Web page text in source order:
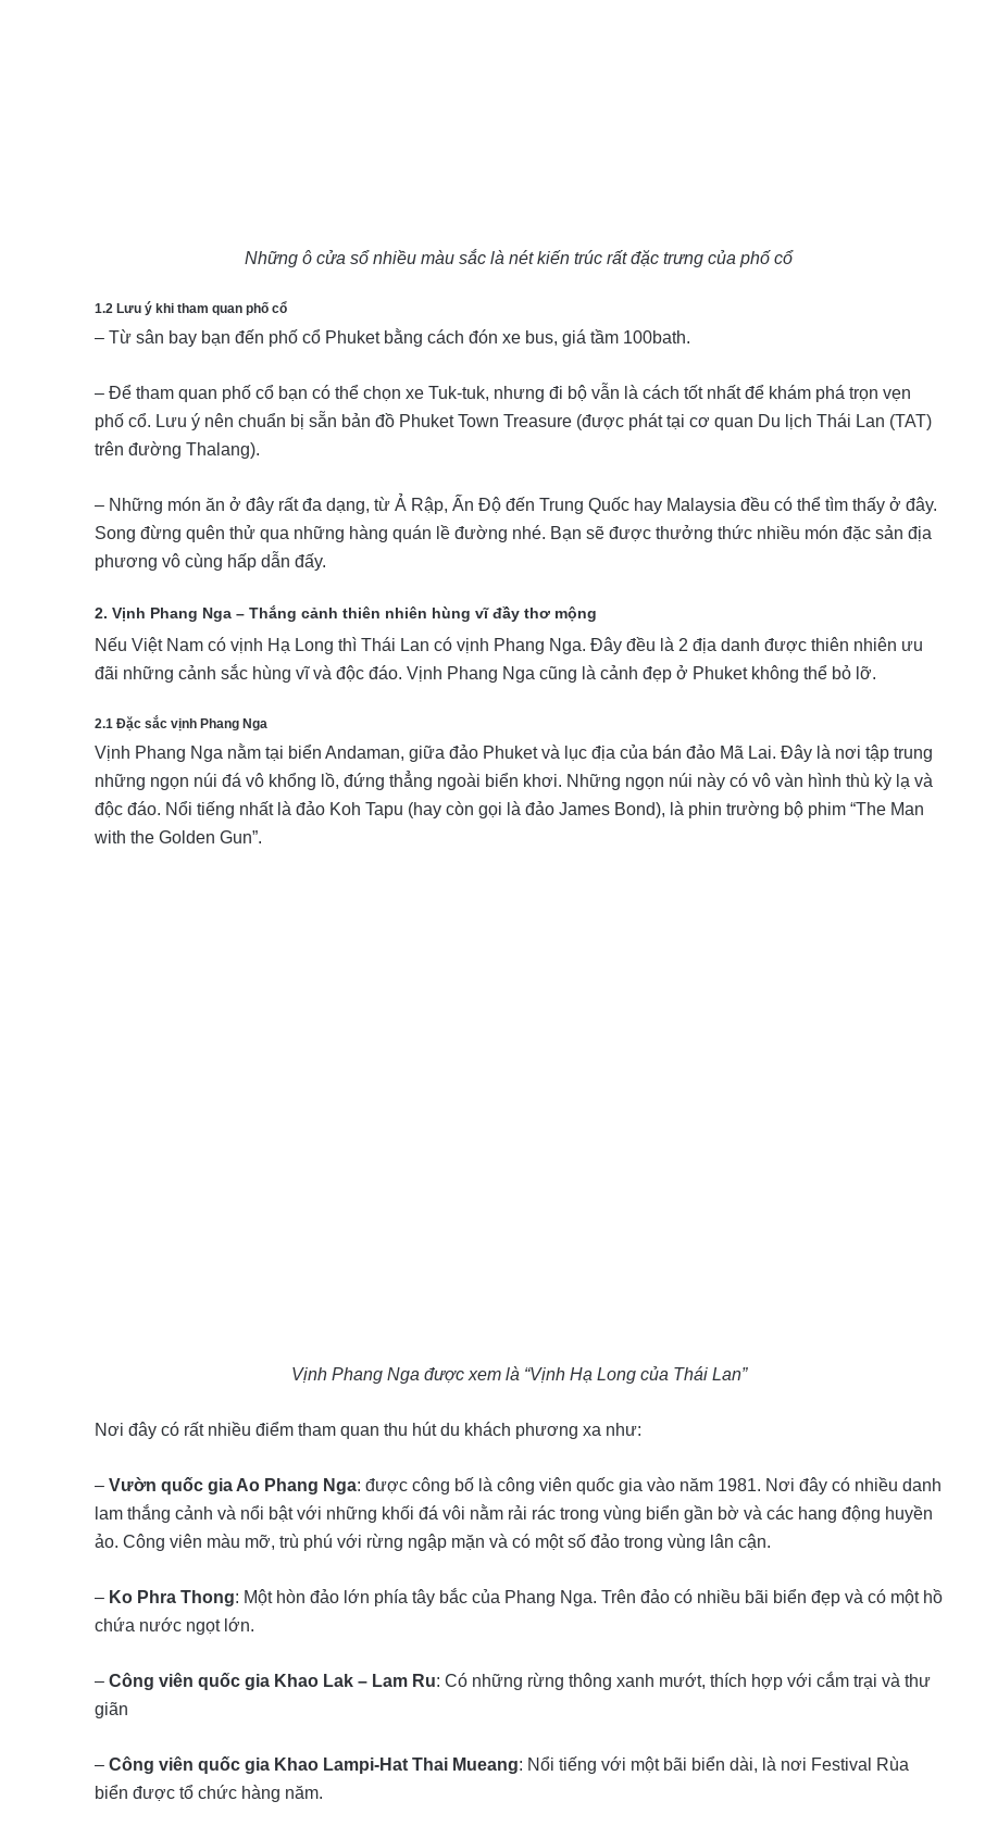
Những ô cửa sổ nhiều màu sắc là nét kiến trúc rất đặc trưng của phố cổ
1.2 Lưu ý khi tham quan phố cổ
– Từ sân bay bạn đến phố cổ Phuket bằng cách đón xe bus, giá tầm 100bath.
– Để tham quan phố cổ bạn có thể chọn xe Tuk-tuk, nhưng đi bộ vẫn là cách tốt nhất để khám phá trọn vẹn
phố cổ. Lưu ý nên chuẩn bị sẵn bản đồ Phuket Town Treasure (được phát tại cơ quan Du lịch Thái Lan (TAT)
trên đường Thalang).
– Những món ăn ở đây rất đa dạng, từ Ả Rập, Ấn Độ đến Trung Quốc hay Malaysia đều có thể tìm thấy ở đây.
Song đừng quên thử qua những hàng quán lề đường nhé. Bạn sẽ được thưởng thức nhiều món đặc sản địa
phương vô cùng hấp dẫn đấy.
2. Vịnh Phang Nga – Thắng cảnh thiên nhiên hùng vĩ đầy thơ mộng
Nếu Việt Nam có vịnh Hạ Long thì Thái Lan có vịnh Phang Nga. Đây đều là 2 địa danh được thiên nhiên ưu
đãi những cảnh sắc hùng vĩ và độc đáo. Vịnh Phang Nga cũng là cảnh đẹp ở Phuket không thể bỏ lỡ.
2.1 Đặc sắc vịnh Phang Nga
Vịnh Phang Nga nằm tại biển Andaman, giữa đảo Phuket và lục địa của bán đảo Mã Lai. Đây là nơi tập trung
những ngọn núi đá vô khổng lồ, đứng thẳng ngoài biển khơi. Những ngọn núi này có vô vàn hình thù kỳ lạ và
độc đáo. Nổi tiếng nhất là đảo Koh Tapu (hay còn gọi là đảo James Bond), là phin trường bộ phim “The Man
with the Golden Gun”.
Vịnh Phang Nga được xem là “Vịnh Hạ Long của Thái Lan”
Nơi đây có rất nhiều điểm tham quan thu hút du khách phương xa như:
– Vườn quốc gia Ao Phang Nga: được công bố là công viên quốc gia vào năm 1981. Nơi đây có nhiều danh
lam thắng cảnh và nổi bật với những khối đá vôi nằm rải rác trong vùng biển gần bờ và các hang động huyền
ảo. Công viên màu mỡ, trù phú với rừng ngập mặn và có một số đảo trong vùng lân cận.
– Ko Phra Thong: Một hòn đảo lớn phía tây bắc của Phang Nga. Trên đảo có nhiều bãi biển đẹp và có một hồ
chứa nước ngọt lớn.
– Công viên quốc gia Khao Lak – Lam Ru: Có những rừng thông xanh mướt, thích hợp với cắm trại và thư
giãn
– Công viên quốc gia Khao Lampi-Hat Thai Mueang: Nổi tiếng với một bãi biển dài, là nơi Festival Rùa
biển được tổ chức hàng năm.